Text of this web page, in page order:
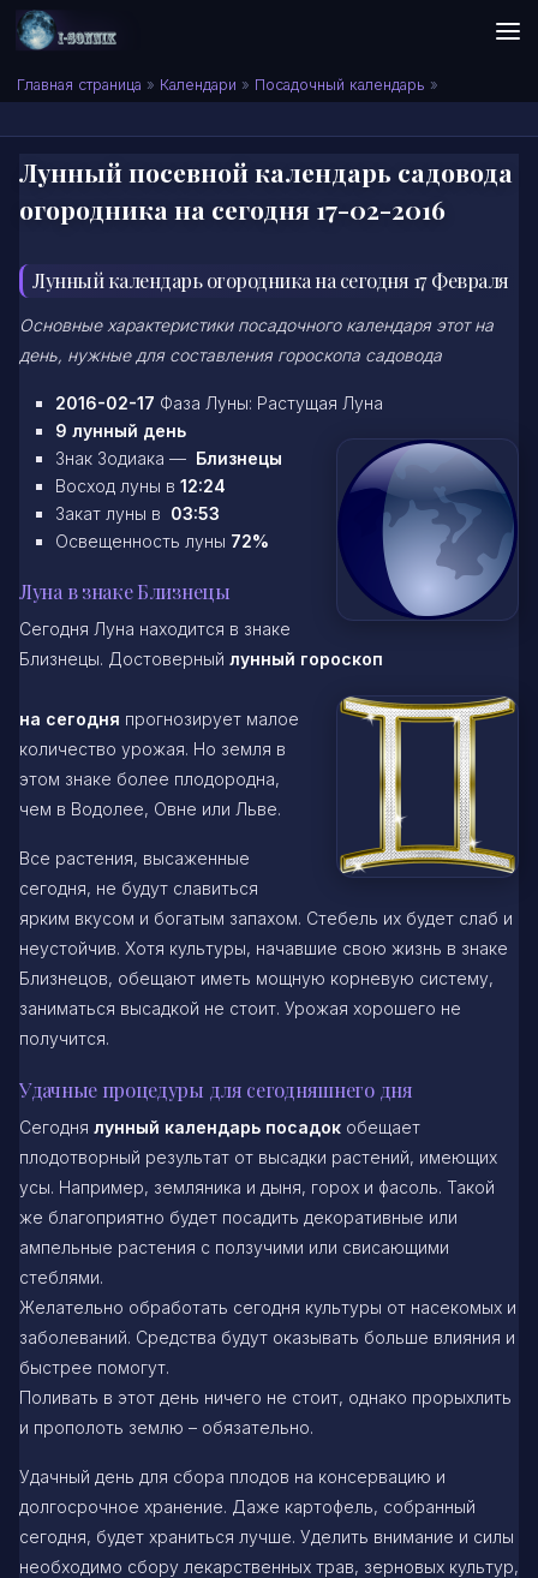
Skip to content
Сонник I-SONNIK.COM
Главная страница » Календари » Посадочный календарь »
Лунный посевной календарь садовода
огородника на сегодня 17-02-2016
Лунный календарь огородника на сегодня 17 Февраля
Основные характеристики посадочного календаря этот на
день, нужные для составления гороскопа садовода
2016-02-17 Фаза Луны: Растущая Луна
9 лунный день
Знак Зодиака — Близнецы
Восход луны в 12:24
Закат луны в 03:53
Освещенность луны 72%
Луна в знаке Близнецы
Сегодня Луна находится в знаке
Близнецы. Достоверный лунный гороскоп
на сегодня прогнозирует малое
количество урожая. Но земля в
этом знаке более плодородна,
чем в Водолее, Овне или Льве.
Все растения, высаженные
сегодня, не будут славиться
ярким вкусом и богатым запахом. Стебель их будет слаб и
неустойчив. Хотя культуры, начавшие свою жизнь в знаке
Близнецов, обещают иметь мощную корневую систему,
заниматься высадкой не стоит. Урожая хорошего не
получится.
Удачные процедуры для сегодняшнего дня
Сегодня лунный календарь посадок обещает
плодотворный результат от высадки растений, имеющих
усы. Например, земляника и дыня, горох и фасоль. Такой
же благоприятно будет посадить декоративные или
ампельные растения с ползучими или свисающими
стеблями.
Желательно обработать сегодня культуры от насекомых и
заболеваний. Средства будут оказывать больше влияния и
быстрее помогут.
Поливать в этот день ничего не стоит, однако прорыхлить
и прополоть землю – обязательно.
Удачный день для сбора плодов на консервацию и
долгосрочное хранение. Даже картофель, собранный
сегодня, будет храниться лучше. Уделить внимание и силы
необходимо сбору лекарственных трав, зерновых культур,